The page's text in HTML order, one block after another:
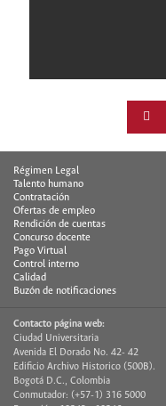
Régimen Legal
Talento humano
Contratación
Ofertas de empleo
Rendición de cuentas
Concurso docente
Pago Virtual
Control interno
Calidad
Buzón de notificaciones
Contacto página web:
Ciudad Universitaria
Avenida El Dorado No. 42- 42
Edificio Archivo Historico (500B).
Bogotá D.C., Colombia
Conmutador: (+57-1) 316 5000